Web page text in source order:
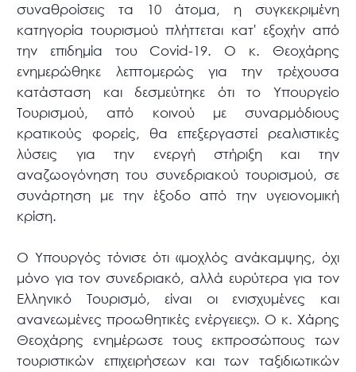
συναθροίσεις τα 10 άτομα, η συγκεκριμένη
κατηγορία τουρισμού πλήττεται κατ' εξοχήν από
την επιδημία του Covid-19. Ο κ. Θεοχάρης
ενημερώθηκε λεπτομερώς για την τρέχουσα
κατάσταση και δεσμεύτηκε ότι το Υπουργείο
Τουρισμού, από κοινού με συναρμόδιους
κρατικούς φορείς, θα επεξεργαστεί ρεαλιστικές
λύσεις για την ενεργή στήριξη και την
αναζωογόνηση του συνεδριακού τουρισμού, σε
συνάρτηση με την έξοδο από την υγειονομική
κρίση.
Ο Υπουργός τόνισε ότι «μοχλός ανάκαμψης, όχι
μόνο για τον συνεδριακό, αλλά ευρύτερα για τον
Ελληνικό Τουρισμό, είναι οι ενισχυμένες και
ανανεωμένες προωθητικές ενέργειες». Ο κ. Χάρης
Θεοχάρης ενημέρωσε τους εκπροσώπους των
τουριστικών επιχειρήσεων και των ταξιδιωτικών